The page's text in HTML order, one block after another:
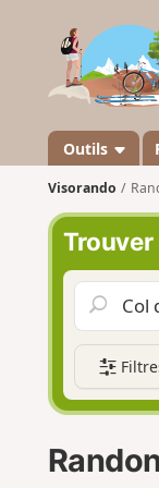
Outils
Visorando
Trouver